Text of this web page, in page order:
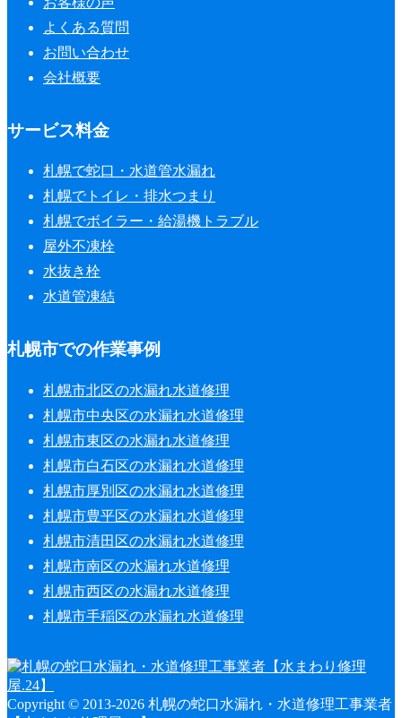
よくある質問
お問い合わせ
会社概要
サービス料金
札幌で蛇口・水道管水漏れ
札幌でトイレ・排水つまり
札幌でボイラー・給湯機トラブル
屋外不凍栓
水抜き栓
水道管凍結
札幌市での作業事例
札幌市北区の水漏れ水道修理
札幌市中央区の水漏れ水道修理
札幌市東区の水漏れ水道修理
札幌市白石区の水漏れ水道修理
札幌市厚別区の水漏れ水道修理
札幌市豊平区の水漏れ水道修理
札幌市清田区の水漏れ水道修理
札幌市南区の水漏れ水道修理
札幌市西区の水漏れ水道修理
札幌市手稲区の水漏れ水道修理
Copyright © 2013-2026 札幌の蛇口水漏れ・水道修理工事業者